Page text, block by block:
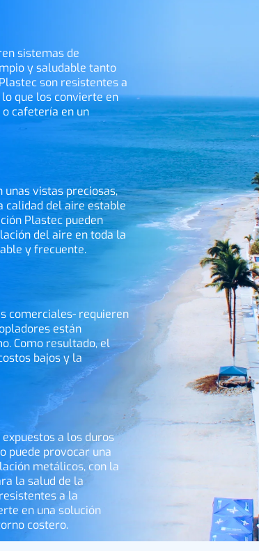
sistemas de
y saludable tanto
son resistentes a
que los convierte en
cafetería en un
vistas preciosas,
calidad del aire estable
Plastec pueden
del aire en toda la
y frecuente.
comerciales- requieren
están
Como resultado, el
bajos y la
a los duros
puede provocar una
metálicos, con la
la salud de la
a la
en una solución
costero.